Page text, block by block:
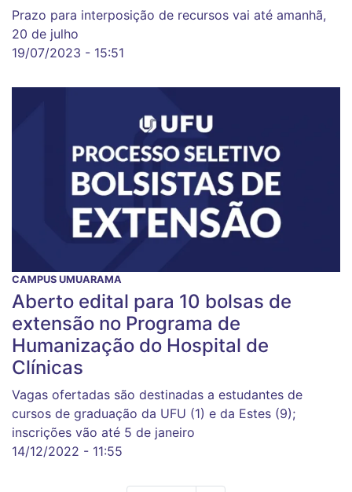
Prazo para interposição de recursos vai até amanhã,
20 de julho
19/07/2023 - 15:51
CAMPUS UMUARAMA
Aberto edital para 10 bolsas de
extensão no Programa de
Humanização do Hospital de
Clínicas
Vagas ofertadas são destinadas a estudantes de
cursos de graduação da UFU (1) e da Estes (9);
inscrições vão até 5 de janeiro
14/12/2022 - 11:55